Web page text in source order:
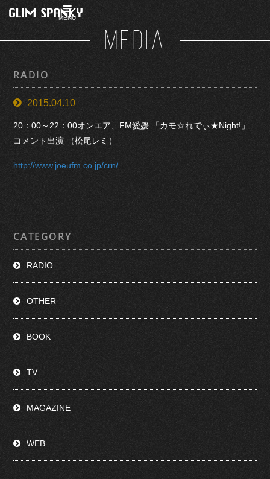
MENU
MEDIA
RADIO
2015.04.10
20：00～22：00オンエア、FM愛媛 「カモ☆れでぃ★Night!」
コメント出演 （松尾レミ）
http://www.joeufm.co.jp/crn/
CATEGORY
RADIO
OTHER
BOOK
TV
MAGAZINE
WEB